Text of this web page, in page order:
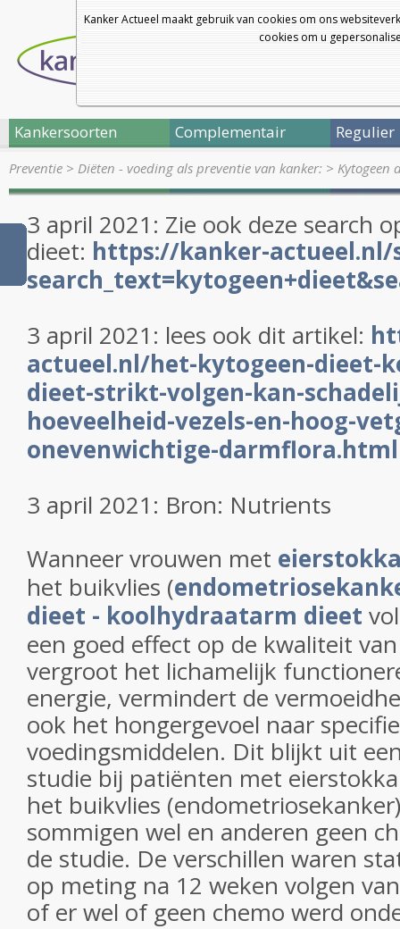
Kanker Actueel maakt gebruik van cookies om ons
cookies om u
Kankersoorten Complementair Regulier
Preventie > Diëten - voeding als preventie van kanker: > Kytogeen
3 april 2021: Zie ook deze search
dieet: https://kanker-actueel.nl/
3 april 2021: lees ook dit artikel:
actueel.nl/het-kytogeen-dieet-
dieet-strikt-volgen-kan-
hoeveelheid-vezels-en-hoog-
onevenwichtige-darmflora.html
3 april 2021: Bron: Nutrients
Wanneer vrouwen met
het buikvlies (
dieet - koolhydraatarm dieet
een goed effect op de kwaliteit
vergroot het lichamelijk
energie, vermindert de
ook het hongergevoel naar
voedingsmiddelen. Dit blijkt uit
studie bij patiënten met
het buikvlies
sommigen wel en anderen geen
de studie. De verschillen waren
op meting na 12 weken volgen
of er wel of geen chemo werd